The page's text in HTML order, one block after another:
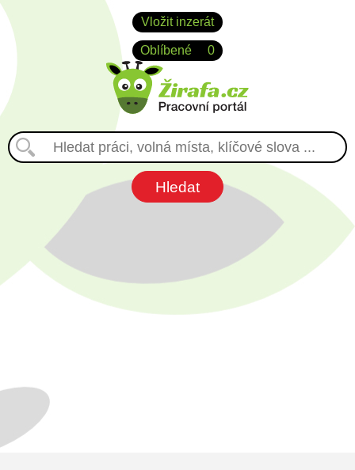
Vložit inzerát
Oblíbené 0